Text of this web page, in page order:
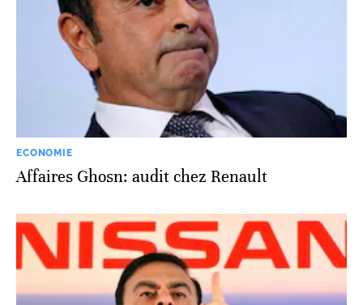
ECONOMIE
Affaires Ghosn: audit chez Renault